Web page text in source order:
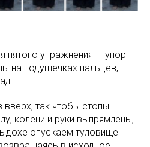
пятого упражнения — упор
на подушечках пальцев,
так чтобы стопы
колени и руки выпрямлены,
опускаем туловище